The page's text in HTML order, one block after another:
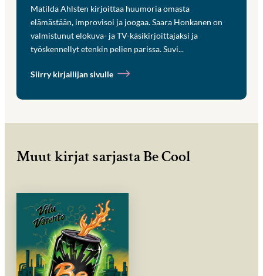
Matilda Ahlsten kirjoittaa huumoria omasta
elämästään, improvisoi ja joogaa. Saara Honkanen on
valmistunut elokuva- ja TV-käsikirjoittajaksi ja
työskennellyt etenkin pelien parissa. Suvi...
Siirry kirjailijan sivulle
Muut kirjat sarjasta Be Cool